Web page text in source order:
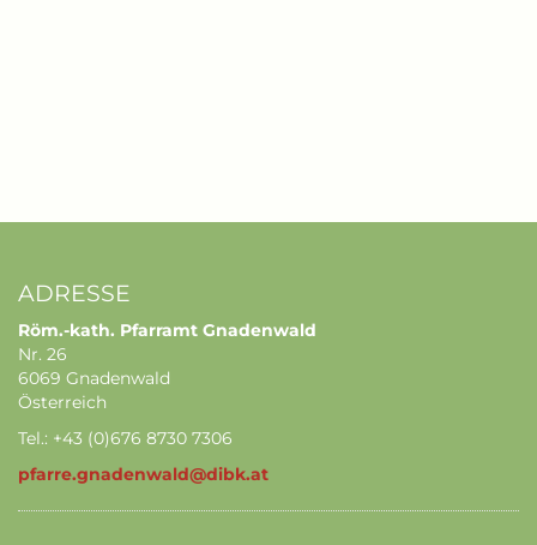
ADRESSE
Röm.-kath. Pfarramt Gnadenwald
Nr. 26
6069 Gnadenwald
Österreich
Tel.: +43 (0)676 8730 7306
pfarre.gnadenwald@dibk.at